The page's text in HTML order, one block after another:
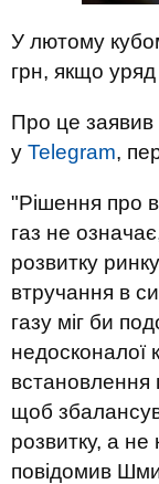
У лютому
грн, якщо
Про це заявив
у Telegram,
"Рішення про
газ не
розвитку
втручання в
газу міг би
недосконалої
встановлення
щоб
розвитку, а не
повідомив